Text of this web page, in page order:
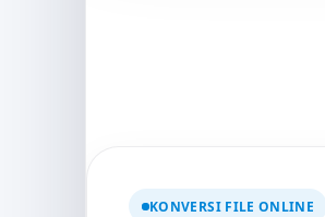
KONVERSI FILE ONLINE